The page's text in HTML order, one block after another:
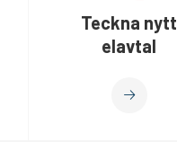
Teckna nytt
elavtal